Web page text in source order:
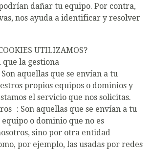
dañar tu equipo. Por contra,
nos ayuda a identificar y resolver
UTILIZAMOS?
que la gestiona
aquellas que se envían a tu
propios equipos o dominios y
el servicio que nos solicitas.
: Son aquellas que se envían a tu
o dominio que no es
sino por otra entidad
por ejemplo, las usadas por redes